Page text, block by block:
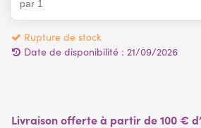
Rupture de stock
Date de disponibilité : 21/09/2026
Livraison offerte à partir de 100 €